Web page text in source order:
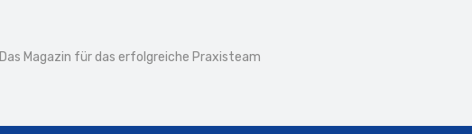
Das Magazin für das erfolgreiche Praxisteam